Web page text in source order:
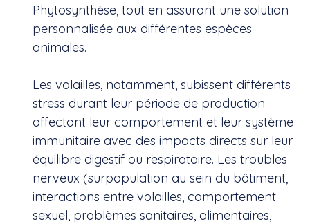
Phytosynthèse, tout en assurant une solution
personnalisée aux différentes espèces
animales.
Les volailles, notamment, subissent différents
stress durant leur période de production
affectant leur comportement et leur système
immunitaire avec des impacts directs sur leur
équilibre digestif ou respiratoire. Les troubles
nerveux (surpopulation au sein du bâtiment,
interactions entre volailles, comportement
sexuel, problèmes sanitaires, alimentaires,